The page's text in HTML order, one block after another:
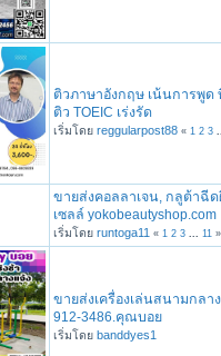
ติวภาษาอังกฤษ เน้นการพูด
ติว TOEIC เร่งรัด
เริ่มโดยreggularpost88 « 1 2 3
ขายส่งคอลลาเจน, กลูต้าฉีด
เซลล์ yokobeautyshop.com
เริ่มโดยruntoga11 « 1 2 3 11 »
ขายส่งเครื่องเล่นสนามกลา
912-3486.คุณบอย
เริ่มโดยbanddyes1